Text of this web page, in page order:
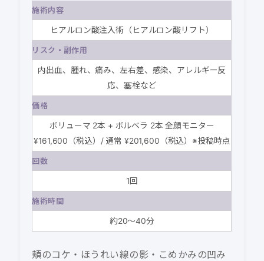
施術内容
ヒアルロン酸注入術（ヒアルロン酸リフト）
リスク・副作用
内出血、腫れ、痛み、左右差、感染、アレルギー反
応、塞栓など
価格
ボリューマ 2本 + ボルベラ 2本 全顔モニター
¥161,600（税込）/ 通常 ¥201,600（税込）※投稿時点
回数
1回
施術時間
約20〜40分
頬のコケ・ほうれい線の影・こめかみの凹み